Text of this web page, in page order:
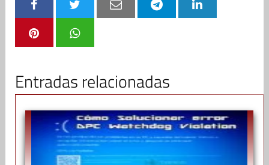
Entradas relacionadas